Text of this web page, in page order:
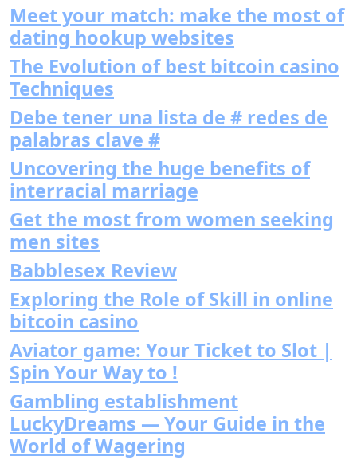
Meet your match: make the most of
dating hookup websites
The Evolution of best bitcoin casino
Techniques
Debe tener una lista de # redes de
palabras clave #
Uncovering the huge benefits of
interracial marriage
Get the most from women seeking
men sites
Babblesex Review
Exploring the Role of Skill in online
bitcoin casino
Aviator game: Your Ticket to Slot |
Spin Your Way to !
Gambling establishment
LuckyDreams — Your Guide in the
World of Wagering